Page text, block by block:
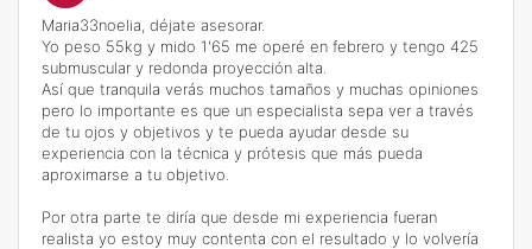
Maria33noelia, déjate asesorar.
Yo peso 55kg y mido 1'65 me operé en febrero y tengo 425
submuscular y redonda proyección alta.
Así que tranquila verás muchos tamaños y muchas opiniones
pero lo importante es que un especialista sepa ver a través
de tu ojos y objetivos y te pueda ayudar desde su
experiencia con la técnica y prótesis que más pueda
aproximarse a tu objetivo.
Por otra parte te diría que desde mi experiencia fueran
realista yo estoy muy contenta con el resultado y lo volvería